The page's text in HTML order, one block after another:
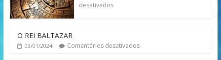
desativados
O REI BALTAZAR
03/01/2024 Comentários desativados